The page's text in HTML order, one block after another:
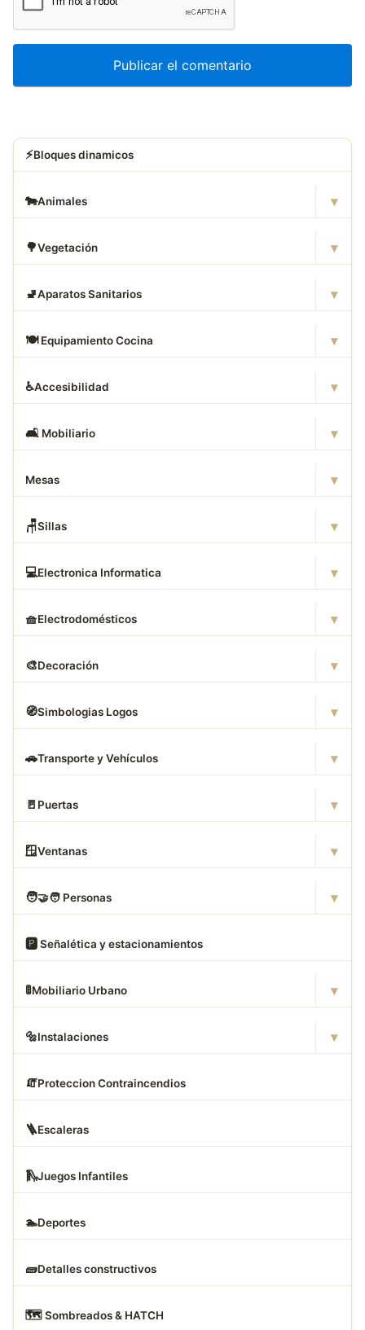
⚡Bloques dinamicos
🐄Animales ▾
🌳Vegetación ▾
🚽Aparatos Sanitarios ▾
🍽️ Equipamiento Cocina ▾
♿Accesibilidad ▾
🛋 ️ Mobiliario ▾
Mesas ▾
🪑Sillas ▾
💻Electronica Informatica ▾
🧺Electrodomésticos ▾
🎨Decoración ▾
🧭Simbologias Logos ▾
🚗Transporte y Vehículos ▾
🚪 Puertas ▾
🪟Ventanas ▾
🧑‍🤝‍🧑 Personas ▾
🅿️ Señalética y estacionamientos
🚦Mobiliario Urbano ▾
🔩Instalaciones ▾
🧯Proteccion Contraincendios
🪜Escaleras
🛝Juegos Infantiles
🏊Deportes
🧱Detalles constructivos
🗺️ Sombreados & HATCH